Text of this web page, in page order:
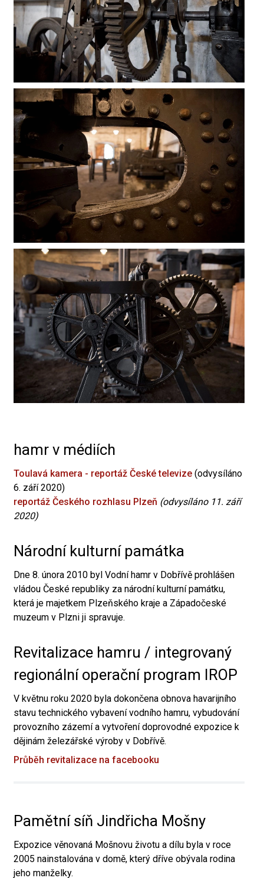
hamr v médiích
Toulavá kamera - reportáž České televize (odvysíláno
6. září 2020)
reportáž Českého rozhlasu Plzeň (odvysíláno 11. září
2020)
Národní kulturní památka
Dne 8. února 2010 byl Vodní hamr v Dobřívě prohlášen
vládou České republiky za národní kulturní památku,
která je majetkem Plzeňského kraje a Západočeské
muzeum v Plzni ji spravuje.
Revitalizace hamru / integrovaný
regionální operační program IROP
V květnu roku 2020 byla dokončena obnova havarijního
stavu technického vybavení vodního hamru, vybudování
provozního zázemí a vytvoření doprovodné expozice k
dějinám železářské výroby v Dobřívě.
Průběh revitalizace na facebooku
Pamětní síň Jindřicha Mošny
Expozice věnovaná Mošnovu životu a dílu byla v roce
2005 nainstalována v domě, který dříve obývala rodina
jeho manželky.